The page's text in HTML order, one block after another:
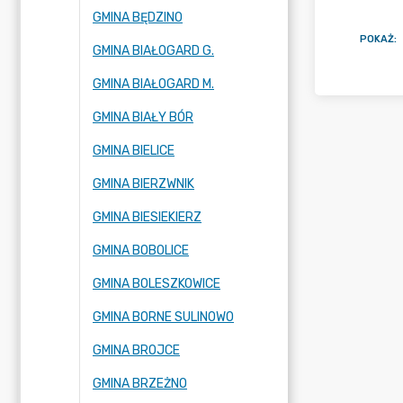
GMINA BĘDZINO
GMINA BIAŁOGARD G.
GMINA BIAŁOGARD M.
GMINA BIAŁY BÓR
GMINA BIELICE
GMINA BIERZWNIK
GMINA BIESIEKIERZ
GMINA BOBOLICE
GMINA BOLESZKOWICE
GMINA BORNE SULINOWO
GMINA BROJCE
GMINA BRZEŻNO
POKAŻ: